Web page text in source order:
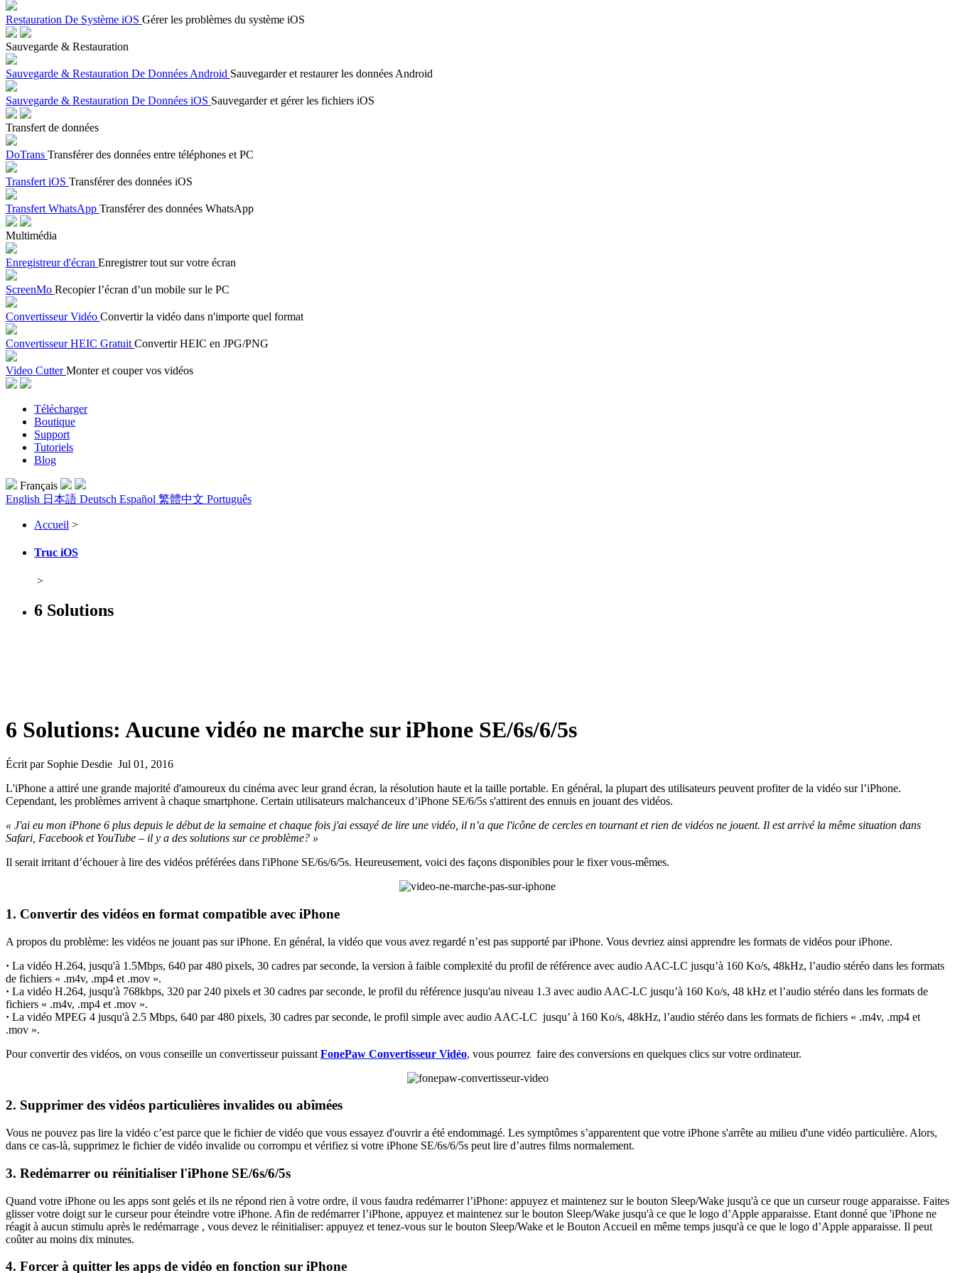
Restauration De Système iOS Gérer les problèmes du système iOS
Sauvegarde & Restauration
Sauvegarde & Restauration De Données Android Sauvegarder et restaurer les données Android
Sauvegarde & Restauration De Données iOS Sauvegarder et gérer les fichiers iOS
Transfert de données
DoTrans Transférer des données entre téléphones et PC
Transfert iOS Transférer des données iOS
Transfert WhatsApp Transférer des données WhatsApp
Multimédia
Enregistreur d'écran Enregistrer tout sur votre écran
ScreenMo Recopier l’écran d’un mobile sur le PC
Convertisseur Vidéo Convertir la vidéo dans n'importe quel format
Convertisseur HEIC Gratuit Convertir HEIC en JPG/PNG
Video Cutter Monter et couper vos vidéos
Télécharger
Boutique
Support
Tutoriels
Blog
Français
English 日本語 Deutsch Español 繁體中文 Português
Accueil >
Truc iOS
>
6 Solutions
6 Solutions: Aucune vidéo ne marche sur iPhone SE/6s/6/5s
Écrit par Sophie Desdie Jul 01, 2016
L'iPhone a attiré une grande majorité d'amoureux du cinéma avec leur grand écran, la résolution haute et la taille portable. En général, la plupart des utilisateurs peuvent profiter de la vidéo sur l’iPhone.
Cependant, les problèmes arrivent à chaque smartphone. Certain utilisateurs malchanceux d’iPhone SE/6/5s s'attirent des ennuis en jouant des vidéos.
« J'ai eu mon iPhone 6 plus depuis le début de la semaine et chaque fois j'ai essayé de lire une vidéo, il n’a que l'icône de cercles en tournant et rien de vidéos ne jouent. Il est arrivé la même situation dans
Safari, Facebook et YouTube – il y a des solutions sur ce problème? »
Il serait irritant d’échouer à lire des vidéos préférées dans l'iPhone SE/6s/6/5s. Heureusement, voici des façons disponibles pour le fixer vous-mêmes.
1. Convertir des vidéos en format compatible avec iPhone
A propos du problème: les vidéos ne jouant pas sur iPhone. En général, la vidéo que vous avez regardé n’est pas supporté par iPhone. Vous devriez ainsi apprendre les formats de vidéos pour iPhone.
· La vidéo H.264, jusqu'à 1.5Mbps, 640 par 480 pixels, 30 cadres par seconde, la version à faible complexité du profil de référence avec audio AAC-LC jusqu’à 160 Ko/s, 48kHz, l’audio stéréo dans les formats
de fichiers « .m4v, .mp4 et .mov ».
· La vidéo H.264, jusqu'à 768kbps, 320 par 240 pixels et 30 cadres par seconde, le profil du référence jusqu'au niveau 1.3 avec audio AAC-LC jusqu’à 160 Ko/s, 48 kHz et l’audio stéréo dans les formats de
fichiers « .m4v, .mp4 et .mov ».
· La vidéo MPEG 4 jusqu'à 2.5 Mbps, 640 par 480 pixels, 30 cadres par seconde, le profil simple avec audio AAC-LC jusqu’ à 160 Ko/s, 48kHz, l’audio stéréo dans les formats de fichiers « .m4v, .mp4 et
.mov ».
Pour convertir des vidéos, on vous conseille un convertisseur puissant FonePaw Convertisseur Vidéo, vous pourrez faire des conversions en quelques clics sur votre ordinateur.
2. Supprimer des vidéos particulières invalides ou abîmées
Vous ne pouvez pas lire la vidéo c’est parce que le fichier de vidéo que vous essayez d'ouvrir a été endommagé. Les symptômes s’apparentent que votre iPhone s'arrête au milieu d'une vidéo particulière. Alors,
dans ce cas-là, supprimez le fichier de vidéo invalide ou corrompu et vérifiez si votre iPhone SE/6s/6/5s peut lire d’autres films normalement.
3. Redémarrer ou réinitialiser l'iPhone SE/6s/6/5s
Quand votre iPhone ou les apps sont gelés et ils ne répond rien à votre ordre, il vous faudra redémarrer l’iPhone: appuyez et maintenez sur le bouton Sleep/Wake jusqu'à ce que un curseur rouge apparaisse. Faites
glisser votre doigt sur le curseur pour éteindre votre iPhone. Afin de redémarrer l’iPhone, appuyez et maintenez sur le bouton Sleep/Wake jusqu'à ce que le logo d’Apple apparaisse. Etant donné que 'iPhone ne
réagit à aucun stimulu après le redémarrage , vous devez le réinitialiser: appuyez et tenez-vous sur le bouton Sleep/Wake et le Bouton Accueil en même temps jusqu'à ce que le logo d’Apple apparaisse. Il peut
coûter au moins dix minutes.
4. Forcer à quitter les apps de vidéo en fonction sur iPhone